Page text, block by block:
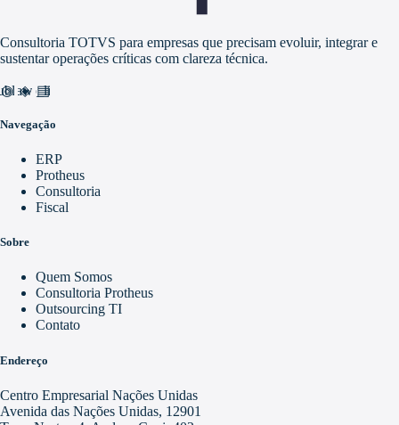
Consultoria TOTVS para empresas que precisam evoluir, integrar e
sustentar operações críticas com clareza técnica.
video_library
Navegação
ERP
Protheus
Consultoria
Fiscal
Sobre
Quem Somos
Consultoria Protheus
Outsourcing TI
Contato
Endereço
Centro Empresarial Nações Unidas
Avenida das Nações Unidas, 12901